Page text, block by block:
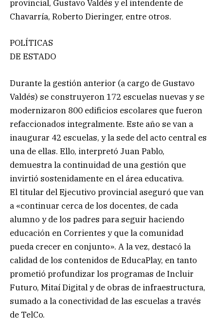
provincial, Gustavo Valdés y el intendente de
Chavarría, Roberto Dieringer, entre otros.
POLÍTICAS
DE ESTADO
Durante la gestión anterior (a cargo de Gustavo
Valdés) se construyeron 172 escuelas nuevas y se
modernizaron 800 edificios escolares que fueron
refaccionados integralmente. Este año se van a
inaugurar 42 escuelas, y la sede del acto central es
una de ellas. Ello, interpretó Juan Pablo,
demuestra la continuidad de una gestión que
invirtió sostenidamente en el área educativa.
El titular del Ejecutivo provincial aseguró que van
a «continuar cerca de los docentes, de cada
alumno y de los padres para seguir haciendo
educación en Corrientes y que la comunidad
pueda crecer en conjunto». A la vez, destacó la
calidad de los contenidos de EducaPlay, en tanto
prometió profundizar los programas de Incluir
Futuro, Mitaí Digital y de obras de infraestructura,
sumado a la conectividad de las escuelas a través
de TelCo.